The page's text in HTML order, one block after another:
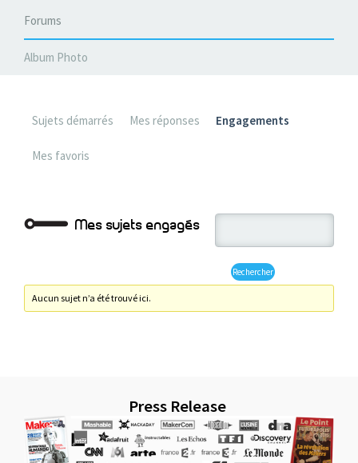
Forums
Album Photo
Sujets démarrés Mes réponses Engagements
Mes favoris
Mes sujets engagés
Aucun sujet n’a été trouvé ici.
Press Release